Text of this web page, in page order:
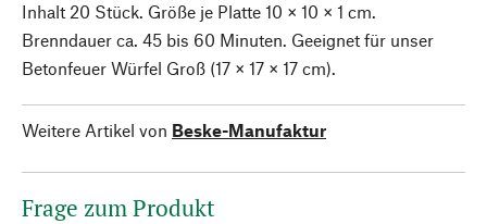
Inhalt 20 Stück. Größe je Platte 10 × 10 × 1 cm.
Brenndauer ca. 45 bis 60 Minuten. Geeignet für unser
Betonfeuer Würfel Groß (17 × 17 × 17 cm).
Weitere Artikel von Beske-Manufaktur
Frage zum Produkt